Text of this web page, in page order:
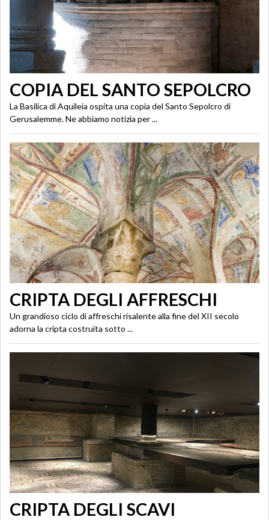
COPIA DEL SANTO SEPOLCRO
La Basilica di Aquileia ospita una copia del Santo Sepolcro di
Gerusalemme. Ne abbiamo notizia per ...
CRIPTA DEGLI AFFRESCHI
Un grandioso ciclo di affreschi risalente alla fine del XII secolo
adorna la cripta costruita sotto ...
CRIPTA DEGLI SCAVI